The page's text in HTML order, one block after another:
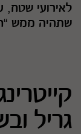
לאירועי שטח,
שתהיה ממש
גריל